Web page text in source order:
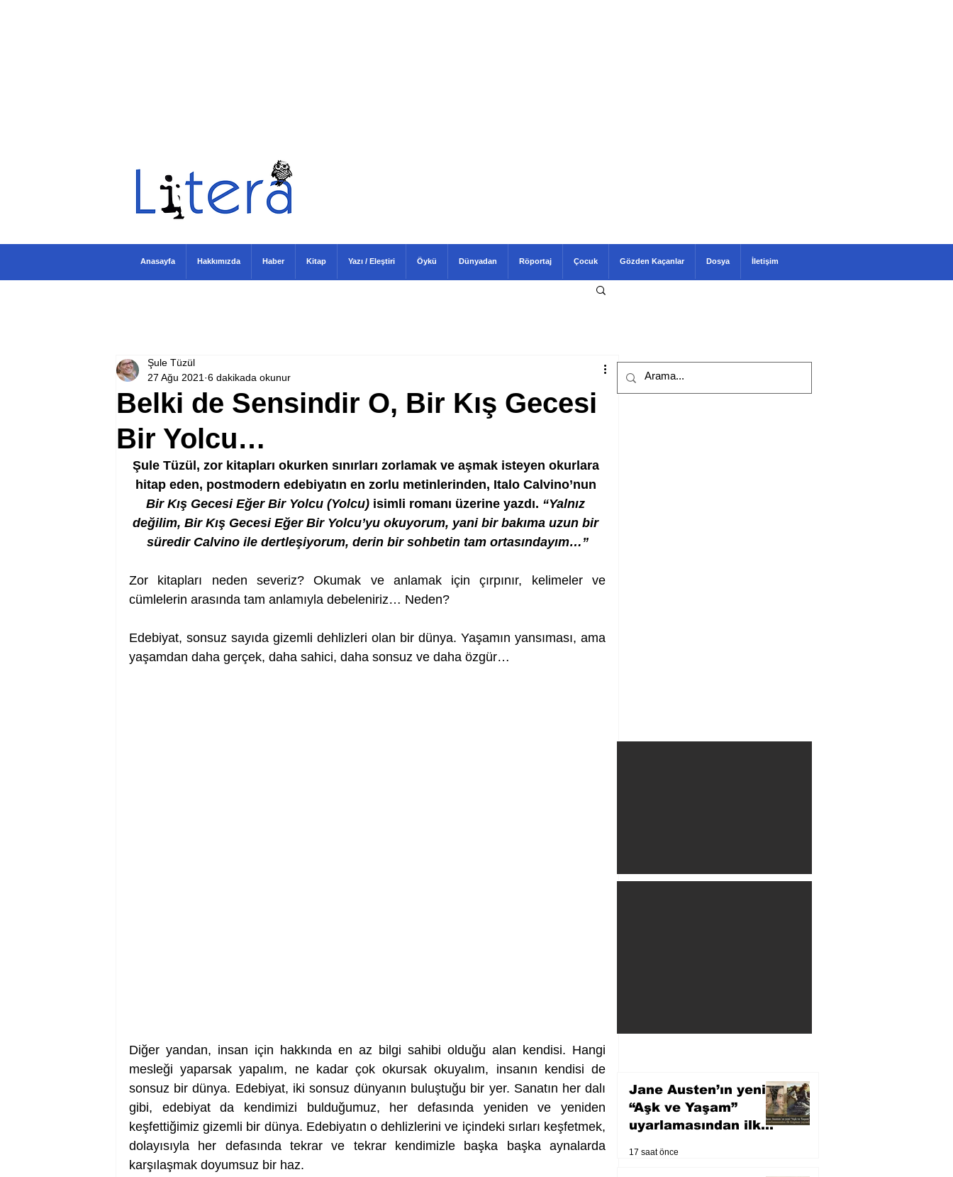
Belki de Sensindir O, Bir Kış Gecesi
Bir Yolcu…
Şule Tüzül
27 Ağu 2021 6 dakikada okunur
Şule Tüzül, zor kitapları okurken sınırları zorlamak ve aşmak isteyen okurlara
hitap eden, postmodern edebiyatın en zorlu metinlerinden, Italo Calvino’nun
Bir Kış Gecesi Eğer Bir Yolcu (Yolcu) isimli romanı üzerine yazdı. “Yalnız
değilim, Bir Kış Gecesi Eğer Bir Yolcu’yu okuyorum, yani bir bakıma uzun bir
süredir Calvino ile dertleşiyorum, derin bir sohbetin tam ortasındayım…”
Zor kitapları neden severiz? Okumak ve anlamak için çırpınır, kelimeler ve
cümlelerin arasında tam anlamıyla debeleniriz… Neden?
Edebiyat, sonsuz sayıda gizemli dehlizleri olan bir dünya. Yaşamın yansıması, ama
yaşamdan daha gerçek, daha sahici, daha sonsuz ve daha özgür…
Diğer yandan, insan için hakkında en az bilgi sahibi olduğu alan kendisi. Hangi
mesleği yaparsak yapalım, ne kadar çok okursak okuyalım, insanın kendisi de
sonsuz bir dünya. Edebiyat, iki sonsuz dünyanın buluştuğu bir yer. Sanatın her dalı
gibi, edebiyat da kendimizi bulduğumuz, her defasında yeniden ve yeniden
keşfettiğimiz gizemli bir dünya. Edebiyatın o dehlizlerini ve içindeki sırları keşfetmek,
dolayısıyla her defasında tekrar ve tekrar kendimizle başka başka aynalarda
karşılaşmak doyumsuz bir haz.
Jane Austen’ın yeni
“Aşk ve Yaşam”
uyarlamasından ilk
17 saat önce
Anasayfa Hakkımızda Haber Kitap Yazı / Eleştiri Öykü Dünyadan Röportaj Çocuk Gözden Kaçanlar Dosya İletişim